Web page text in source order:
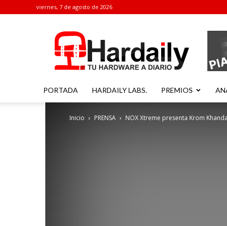
viernes, 7 de agosto de 2026
PORTADA HARDAILY LABS. PREMIOS
Inicio PRENSA NOX Xtreme presenta Krom